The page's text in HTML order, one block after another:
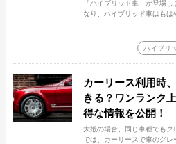
「ハイブリッド車」が登場
なり、ハイブリッド車はも
ハイブリ
カーリース利用時
きる？ワンランク
得な情報を公開！
大抵の場合、同じ車種でも
では、カーリースで車のグ